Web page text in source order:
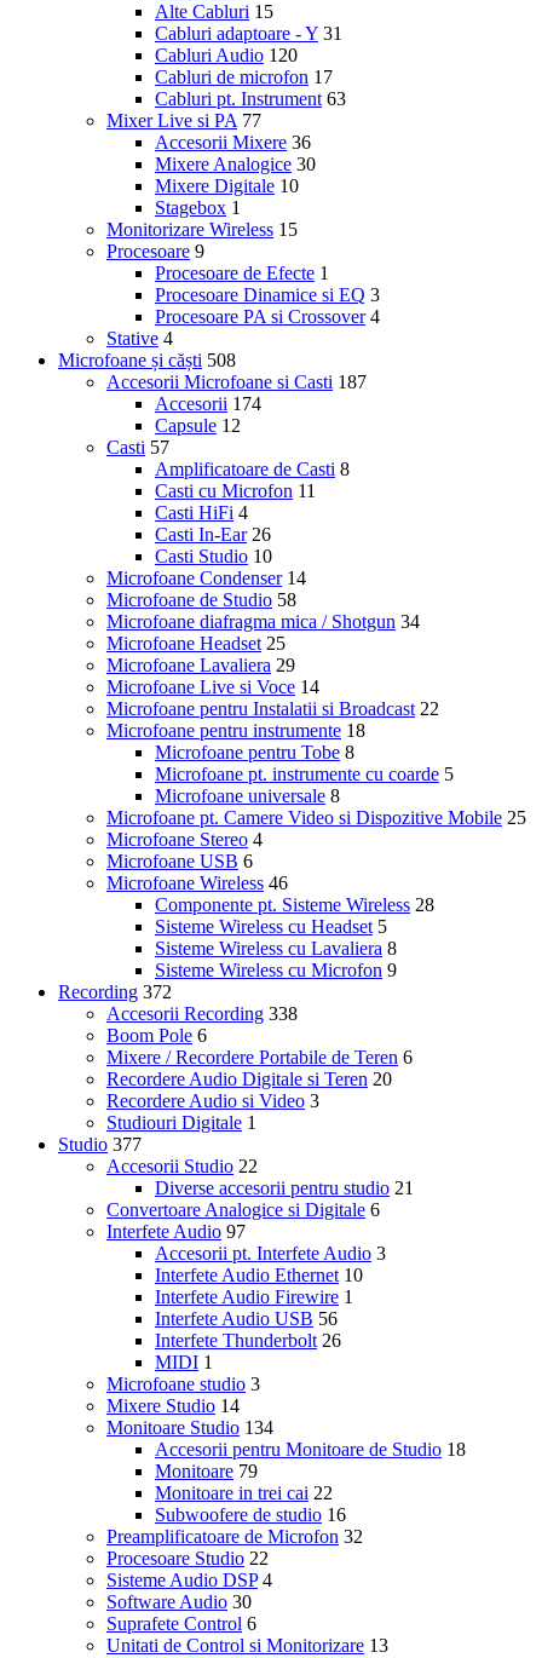
Alte Cabluri 15
Cabluri adaptoare - Y 31
Cabluri Audio 120
Cabluri de microfon 17
Cabluri pt. Instrument 63
Mixer Live si PA 77
Accesorii Mixere 36
Mixere Analogice 30
Mixere Digitale 10
Stagebox 1
Monitorizare Wireless 15
Procesoare 9
Procesoare de Efecte 1
Procesoare Dinamice si EQ 3
Procesoare PA si Crossover 4
Stative 4
Microfoane și căști 508
Accesorii Microfoane si Casti 187
Accesorii 174
Capsule 12
Casti 57
Amplificatoare de Casti 8
Casti cu Microfon 11
Casti HiFi 4
Casti In-Ear 26
Casti Studio 10
Microfoane Condenser 14
Microfoane de Studio 58
Microfoane diafragma mica / Shotgun 34
Microfoane Headset 25
Microfoane Lavaliera 29
Microfoane Live si Voce 14
Microfoane pentru Instalatii si Broadcast 22
Microfoane pentru instrumente 18
Microfoane pentru Tobe 8
Microfoane pt. instrumente cu coarde 5
Microfoane universale 8
Microfoane pt. Camere Video si Dispozitive Mobile 25
Microfoane Stereo 4
Microfoane USB 6
Microfoane Wireless 46
Componente pt. Sisteme Wireless 28
Sisteme Wireless cu Headset 5
Sisteme Wireless cu Lavaliera 8
Sisteme Wireless cu Microfon 9
Recording 372
Accesorii Recording 338
Boom Pole 6
Mixere / Recordere Portabile de Teren 6
Recordere Audio Digitale si Teren 20
Recordere Audio si Video 3
Studiouri Digitale 1
Studio 377
Accesorii Studio 22
Diverse accesorii pentru studio 21
Convertoare Analogice si Digitale 6
Interfete Audio 97
Accesorii pt. Interfete Audio 3
Interfete Audio Ethernet 10
Interfete Audio Firewire 1
Interfete Audio USB 56
Interfete Thunderbolt 26
MIDI 1
Microfoane studio 3
Mixere Studio 14
Monitoare Studio 134
Accesorii pentru Monitoare de Studio 18
Monitoare 79
Monitoare in trei cai 22
Subwoofere de studio 16
Preamplificatoare de Microfon 32
Procesoare Studio 22
Sisteme Audio DSP 4
Software Audio 30
Suprafete Control 6
Unitati de Control si Monitorizare 13